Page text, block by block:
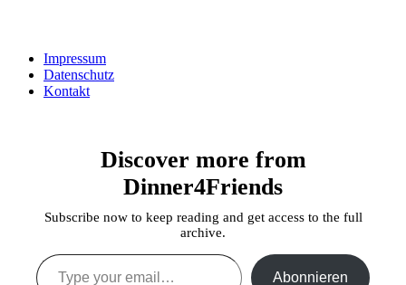
Impressum
Datenschutz
Kontakt
Discover more from
Dinner4Friends
Subscribe now to keep reading and get access to the full
archive.
Type your email…
Abonnieren